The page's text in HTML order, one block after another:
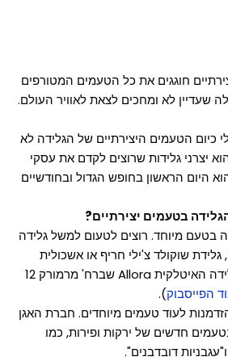
חוגגים את כל הטעמים המטורפים
שעדיין לא ומחכים לצאת לאוויר העולם.
לבחירת ה-1 ביולי כיום הטעמים היצירתיים של הגלידה לא
יצרני גלידות שרוצים לקדם את עסקי
היום הראשון בחופש הגדול ובחודשיים
בטעמים יצירתיים?
בטעם מיוחד. רוצים לטעום למשל גלידה
גלידת שוקולד צ'ילי חריף או אשכולית
אדומה?נסו את בית הגלידה האיטלקית Allora שברח' מרמורק 12
הפייסבוק).
לעוד טעמים מיוחדים. חברת האגן
חדשים של ירקות ופירות, כמו
דובדבנים".